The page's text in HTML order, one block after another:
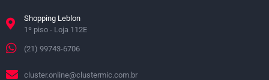
Shopping Leblon
1º piso - Loja 112E
(21) 99743-6706
cluster.online@clustermic.com.br